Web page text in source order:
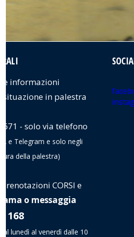
informazioni
situazione in palestra
671 - solo via telefono
e Telegram e solo negli
della palestra)
CORSI e
o messaggia
168
lunedì al venerdì dalle 10